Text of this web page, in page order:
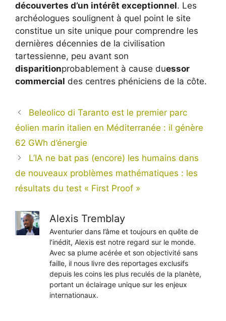
découvertes d’un intérêt exceptionnel. Les
archéologues soulignent à quel point le site
constitue un site unique pour comprendre les
dernières décennies de la civilisation
tartessienne, peu avant son
disparitionprobablement à cause duessor
commercial des centres phéniciens de la côte.
Beleolico di Taranto est le premier parc
éolien marin italien en Méditerranée : il génère
62 GWh d’énergie
L’IA ne bat pas (encore) les humains dans
de nouveaux problèmes mathématiques : les
résultats du test « First Proof »
Alexis Tremblay
Aventurier dans l’âme et toujours en quête de
l’inédit, Alexis est notre regard sur le monde.
Avec sa plume acérée et son objectivité sans
faille, il nous livre des reportages exclusifs
depuis les coins les plus reculés de la planète,
portant un éclairage unique sur les enjeux
internationaux.